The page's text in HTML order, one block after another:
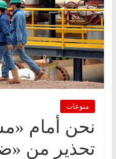
منوعات
نحن أمام
تحذير من